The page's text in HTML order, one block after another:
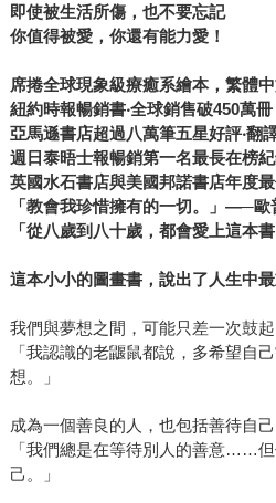
白，是永遠不變的守護。無論這
名所說的——我會永遠陪著你，春
滿滿的愛，卻口拙無法說出口，
在文章的最後，我想將書中我自
大家分享。 「你來到了我的生命
藏。」 「我很幸福。現在，今天
我遇見了你。」 「因為有你在，
你，一直陪在我身邊。」 我在這
情，親情。戀人，朋友，家人。
親愛的人身邊。慶幸有緣份能握
美與不完美，都是我的最愛。「
名，是我每日想對你說的告白。
見它出現在臺灣的書店。我很開
暖的指引，與你一同，向深愛的
即使被生活所傷，也不要忘記
你值得被愛，你還有能力愛！
席捲全球現象級療癒系繪本，繁體
紐約時報暢銷書‧全球銷售破450萬冊
亞馬遜書店超過八萬筆五星好評‧翻
週日泰晤士報暢銷第一名最長在榜
英國水石書店與美國邦諾書店年度
「教會我珍惜擁有的一切。」—─歐
「從八歲到八十歲，都會愛上這本
這本小小的圖畫書，說出了人生中
我們與夢想之間，可能只差一次鼓
「我認識的老鼴鼠都說，多希望自
想。」
成為一個善良的人，也包括善待自
「我們總是在等待別人的善意……
己。」